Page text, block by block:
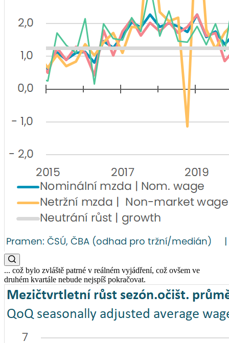
... což bylo zvláště patrné v reálném vyjádření, což ovšem ve
druhém kvartále nebude nejspíš pokračovat.